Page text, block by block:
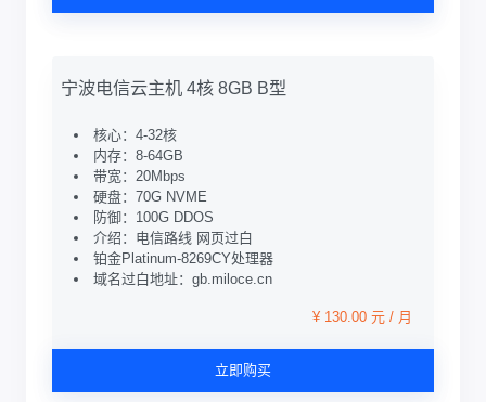
宁波电信云主机 4核 8GB B型
核心：4-32核
内存：8-64GB
带宽：20Mbps
硬盘：70G NVME
防御：100G DDOS
介绍：电信路线 网页过白
铂金Platinum-8269CY处理器
域名过白地址：gb.miloce.cn
¥ 130.00 元 / 月
立即购买